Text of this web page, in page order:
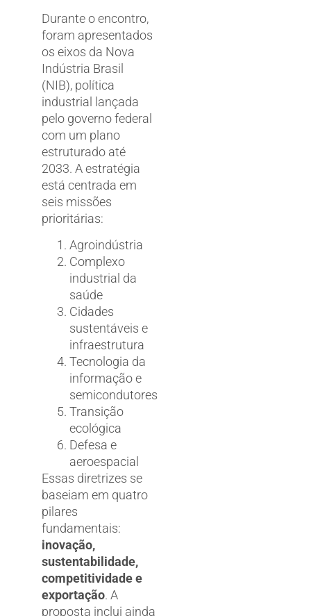
Durante o encontro,
foram apresentados
os eixos da Nova
Indústria Brasil
(NIB), política
industrial lançada
pelo governo federal
com um plano
estruturado até
2033. A estratégia
está centrada em
seis missões
prioritárias:
Agroindústria
Complexo
industrial da
saúde
Cidades
sustentáveis e
infraestrutura
Tecnologia da
informação e
semicondutores
Transição
ecológica
Defesa e
aeroespacial
Essas diretrizes se
baseiam em quatro
pilares
fundamentais:
inovação,
sustentabilidade,
competitividade e
exportação. A
proposta inclui ainda